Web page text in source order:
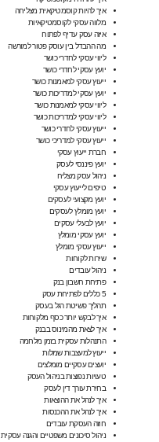
איך להיות קוסמטיקאית מצליחה
מלווה עסקי לקוסמטיקאיות
איזה עסק עדיף לפתוח
מה ההבדל בין עוסק פטור למורשה
ליווי עסקי לחדרי כושר
יועץ עסקי לחדרי כושר
ייעוץ עסקי למאמנות כושר
יועץ עסקי למדריכות כושר
ליווי עסקי למאמנות כושר
ליווי עסקי למדריכות כושר
ייעוץ עסקי לחדרי כושר
ייעוץ עסקי למדריכי כושר
חברת ייעוץ עסקי
יועץ פיננסי לעסק
ניהול עסק מצליח
טיפים לייעוץ עסקי
יועץ מקצועי לעסקים
יועץ מומלץ לעסקים
יועץ לבעלי עסקים
יועץ עסקי מומלץ
ייעוץ עסקי מומלץ
שירות לקוחות
ניהול עובדים
פתיחת חשבון בנק
5 כללים לפתיחת עסק
תהליך פשיטת רגל בעסק
איך לבקש יותר כסף מלקוחות
איך לצאת מהמינוס בבנק
התנהלות עסקית בזמן מלחמה
ייעוץ למעצבות שמלות
יועצים עסקיים מומלצים
טעויות נפוצות בניהול העסק
בחירת עורך דין לעסק
איך לנהל את ההוצאות
איך לנהל את ההכנסות
חוזה העסקת עובדים
ניהול סיכונים משפטיים והגנה עסקית